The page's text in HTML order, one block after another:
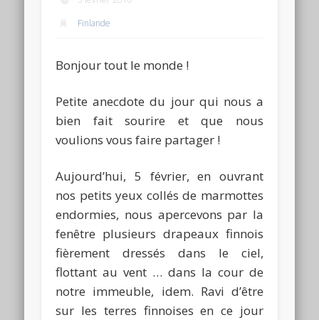
Finlande
Bonjour tout le monde !
Petite anecdote du jour qui nous a
bien fait sourire et que nous
voulions vous faire partager !
Aujourd’hui, 5 février, en ouvrant
nos petits yeux collés de marmottes
endormies, nous apercevons par la
fenêtre plusieurs drapeaux finnois
fièrement dressés dans le ciel,
flottant au vent … dans la cour de
notre immeuble, idem. Ravi d’être
sur les terres finnoises en ce jour